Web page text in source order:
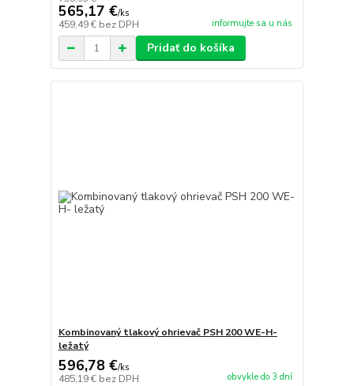
565,17 €/ks
459,49 € bez DPH informujte sa u nás
Pridať do košíka
Kombinovaný tlakový ohrievač PSH 200 WE-H-
ležatý
596,78 €/ks
485,19 € bez DPH obvykle do 3 dní